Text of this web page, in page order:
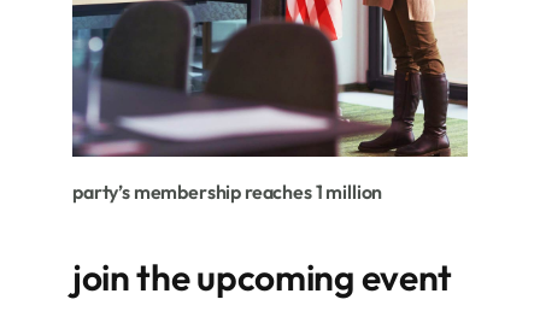
party’s membership reaches 1 million
join the upcoming event